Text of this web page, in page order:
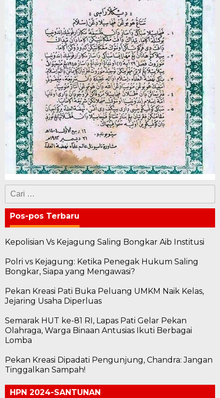
Cari
untuk:
Pos-pos Terbaru
Kepolisian Vs Kejagung Saling Bongkar Aib Institusi
Polri vs Kejagung: Ketika Penegak Hukum Saling
Bongkar, Siapa yang Mengawasi?
Pekan Kreasi Pati Buka Peluang UMKM Naik Kelas,
Jejaring Usaha Diperluas
Semarak HUT ke-81 RI, Lapas Pati Gelar Pekan
Olahraga, Warga Binaan Antusias Ikuti Berbagai
Lomba
Pekan Kreasi Dipadati Pengunjung, Chandra: Jangan
Tinggalkan Sampah!
HPN 2024-SANTUNAN